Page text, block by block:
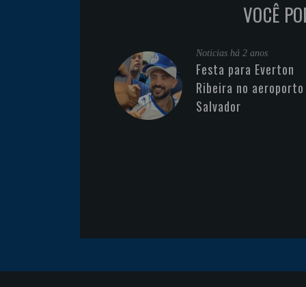
VOCÊ
Noticias há 2 anos
Festa para Everton
Ribeira no
Salvador